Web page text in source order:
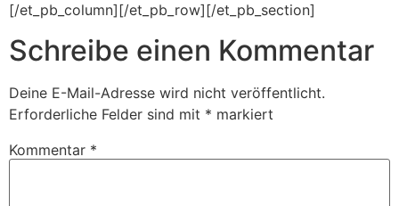
[/et_pb_column][/et_pb_row][/et_pb_section]
Schreibe einen Kommentar
Deine E-Mail-Adresse wird nicht veröffentlicht.
Erforderliche Felder sind mit * markiert
Kommentar *